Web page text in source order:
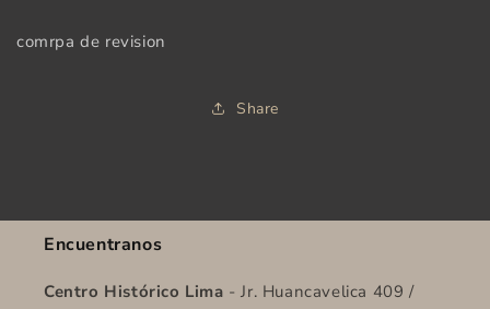
comrpa de revision
Share
Encuentranos
Centro Histórico Lima - Jr. Huancavelica 409 /